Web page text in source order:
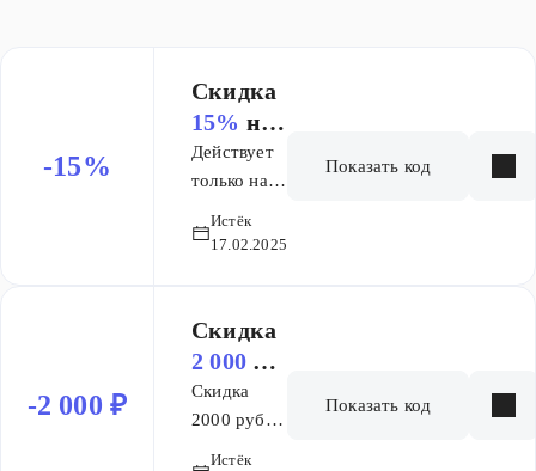
-15%
Скидка
15% на
заказ
Действует
только на
подборки
на 14
февраля
Истёк
17.02.2025
Показать код
-2 000 ₽
Скидка
2 000 ₽
на заказ
от 10
000 ₽
Скидка
2000 руб.
Истёк
Показать код